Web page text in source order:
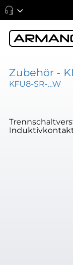
Zubehör -
KFU8-SR-…W